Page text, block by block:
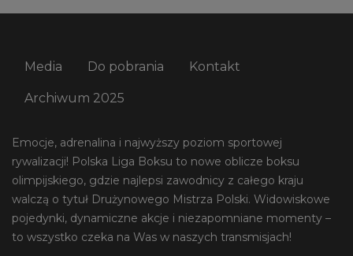
Media Do pobrania Kontakt
Archiwum 2025
Emocje, adrenalina i najwyższy poziom sportowej
rywalizacji! Polska Liga Boksu to nowe oblicze boksu
olimpijskiego, gdzie najlepsi zawodnicy z całego kraju
walczą o tytuł Drużynowego Mistrza Polski. Widowiskowe
pojedynki, dynamiczne akcje i niezapomniane momenty –
to wszystko czeka na Was w naszych transmisjach!